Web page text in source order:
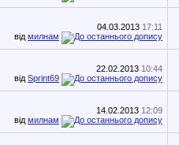
04.03.2013 17:11
від милнам
22.02.2013 10:44
від Sprint69
14.02.2013 12:09
від милнам